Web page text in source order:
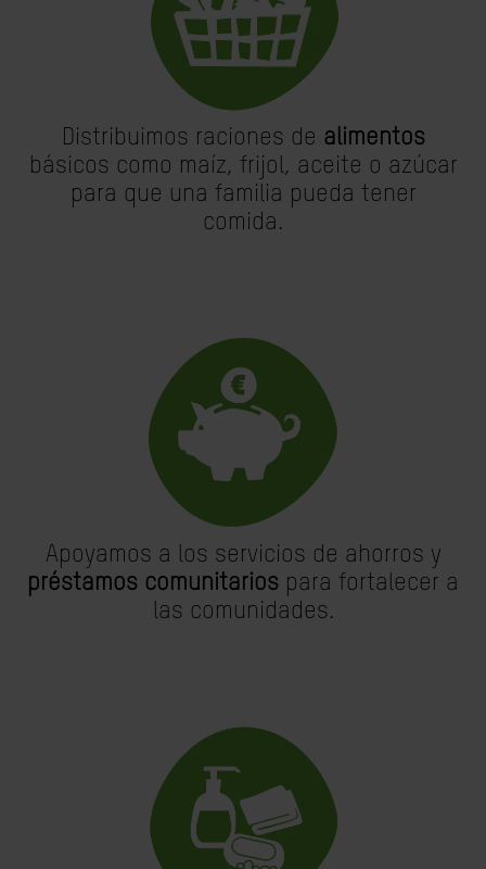
Distribuimos raciones de alimentos
básicos como maíz, frijol, aceite o azúcar
para que una familia pueda tener
comida.
Apoyamos a los servicios de ahorros y
préstamos comunitarios para fortalecer a
las comunidades.